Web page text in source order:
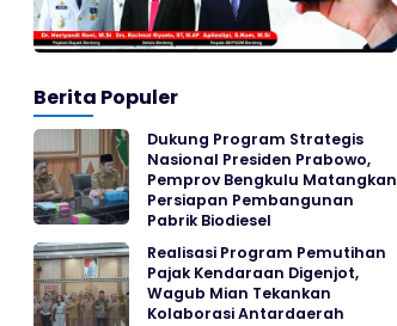
Berita Populer
Dukung Program Strategis
Nasional Presiden Prabowo,
Pemprov Bengkulu Matangkan
Persiapan Pembangunan
Pabrik Biodiesel
Realisasi Program Pemutihan
Pajak Kendaraan Digenjot,
Wagub Mian Tekankan
Kolaborasi Antardaerah